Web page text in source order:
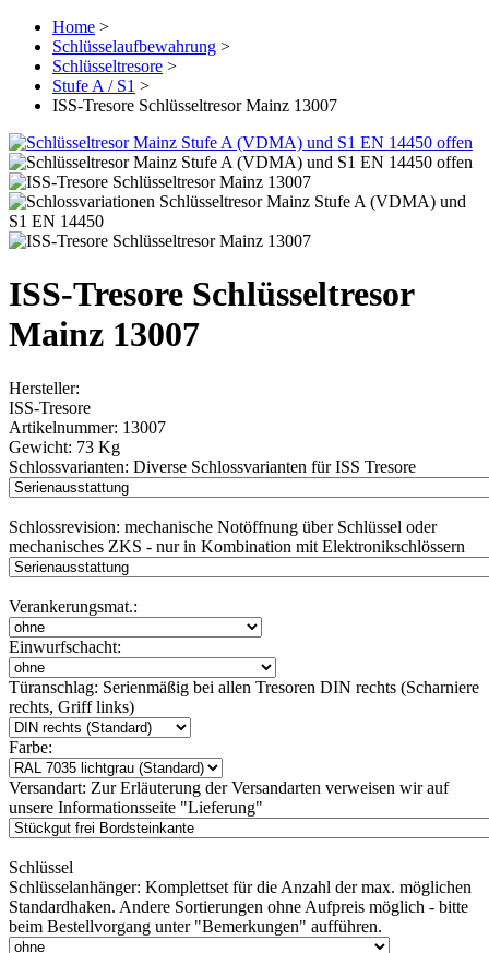
Home >
Schlüsselaufbewahrung >
Schlüsseltresore >
Stufe A / S1 >
ISS-Tresore Schlüsseltresor Mainz 13007
ISS-Tresore Schlüsseltresor
Mainz 13007
Hersteller:
ISS-Tresore
Artikelnummer: 13007
Gewicht: 73 Kg
Schlossvarianten: Diverse Schlossvarianten für ISS Tresore
Schlossrevision: mechanische Notöffnung über Schlüssel oder
mechanisches ZKS - nur in Kombination mit Elektronikschlössern
Verankerungsmat.:
Einwurfschacht:
Türanschlag: Serienmäßig bei allen Tresoren DIN rechts (Scharniere
rechts, Griff links)
Farbe:
Versandart: Zur Erläuterung der Versandarten verweisen wir auf
unsere Informationsseite "Lieferung"
Schlüssel
Schlüsselanhänger: Komplettset für die Anzahl der max. möglichen
Standardhaken. Andere Sortierungen ohne Aufpreis möglich - bitte
beim Bestellvorgang unter "Bemerkungen" aufführen.